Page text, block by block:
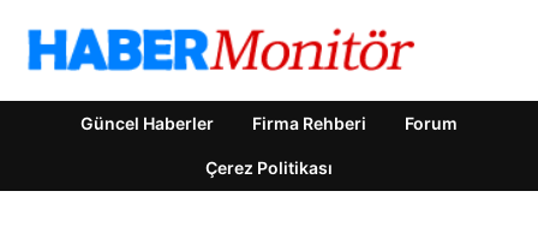
Güncel Haberler Firma Rehberi Forum
Çerez Politikası